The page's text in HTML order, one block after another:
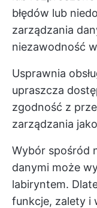
błędów lub
zarządzania
niezawodność
Usprawnia
upraszcza
zgodność z
zarządzania
Wybór spośród
danymi może
labiryntem.
funkcje, zalety i